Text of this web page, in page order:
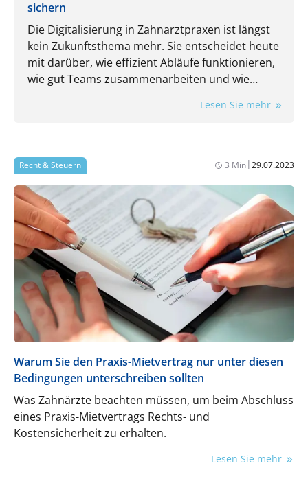
sichern
Die Digitalisierung in Zahnarztpraxen ist längst
kein Zukunftsthema mehr. Sie entscheidet heute
mit darüber, wie effizient Abläufe funktionieren,
wie gut Teams zusammenarbeiten und wie
Lesen Sie mehr
Recht & Steuern 3 Min|29.07.2023
Warum Sie den Praxis-Mietvertrag nur unter diesen
Bedingungen unterschreiben sollten
Was Zahnärzte beachten müssen, um beim Abschluss
eines Praxis-Mietvertrags Rechts- und
Kostensicherheit zu erhalten.
Lesen Sie mehr